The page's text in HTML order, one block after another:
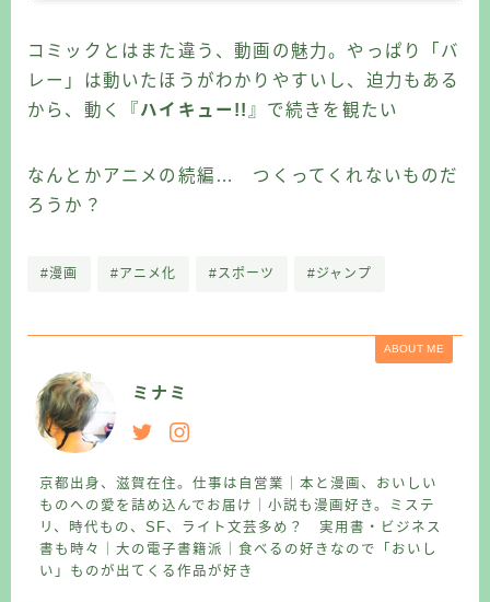
コミックとはまた違う、動画の魅力。やっぱり「バ
レー」は動いたほうがわかりやすいし、迫力もある
から、動く『 ハイキュー!!』で続きを観たい
なんとかアニメの続編… つくってくれないものだ
ろうか？
#漫画 #アニメ化 #スポーツ #ジャンプ
ABOUT ME
ミナミ
京都出身、滋賀在住。仕事は自営業｜本と漫画、おいしい
ものへの愛を詰め込んでお届け｜小説も漫画好き。ミステ
リ、時代もの、SF、ライト文芸多め？ 実用書・ビジネス
書も時々｜大の電子書籍派｜食べるの好きなので「おいし
い」ものが出てくる作品が好き